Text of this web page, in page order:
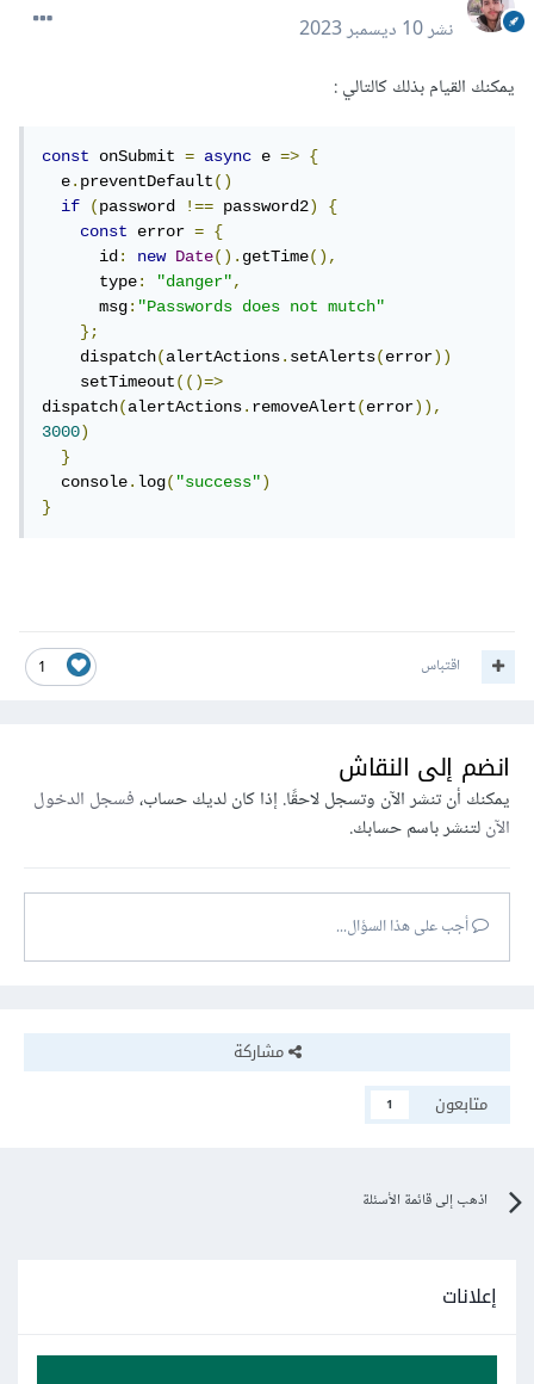
نشر10 ديسمبر 2023
يمكنك القيام بذلك كالتالي
const onSubmit = async e =>
{
  e
.preventDefault()
if
(password !== password2)
{
const
error =
{
      id
: new Date().getTime(),
      type
: "danger",
      msg
:"Passwords does not mutch"
};
    dispatch
(alertActions.setAlerts(error))
    setTimeout
(()=>
dispatch(alertActions.removeAlert(error)),
3000)
}
  console
.log("success")
}
1 اقتباس
انضم إلى النقاش
يمكنك أن تنشر الآن وتسجل لاحقًا. إذا كان لديك حساب،فسجل الدخول
الآنلتنشر باسم حسابك.
أجب على هذا السؤال...
مشاركة
متابعون
1
اذهب إلى قائمة الأسئلة
إعلانات